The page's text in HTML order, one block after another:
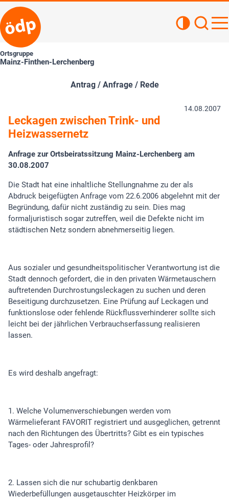
Ortsgruppe
Mainz-Finthen-Lerchenberg
Antrag / Anfrage / Rede
14.08.2007
Leckagen zwischen Trink- und
Heizwassernetz
Anfrage zur Ortsbeiratssitzung Mainz-Lerchenberg am
30.08.2007
Die Stadt hat eine inhaltliche Stellungnahme zu der als
Abdruck beigefügten Anfrage vom 22.6.2006 abgelehnt mit der
Begründung, dafür nicht zuständig zu sein. Dies mag
formaljuristisch sogar zutreffen, weil die Defekte nicht im
städtischen Netz sondern abnehmerseitig liegen.
Aus sozialer und gesundheitspolitischer Verantwortung ist die
Stadt dennoch gefordert, die in den privaten Wärmetauschern
auftretenden Durchrostungsleckagen zu suchen und deren
Beseitigung durchzusetzen. Eine Prüfung auf Leckagen und
funktionslose oder fehlende Rückflussverhinderer sollte sich
leicht bei der jährlichen Verbrauchserfassung realisieren
lassen.
Es wird deshalb angefragt:
1. Welche Volumenverschiebungen werden vom
Wärmelieferant FAVORIT registriert und ausgeglichen, getrennt
nach den Richtungen des Übertritts? Gibt es ein typisches
Tages- oder Jahresprofil?
2. Lassen sich die nur schubartig denkbaren
Wiederbefüllungen ausgetauschter Heizkörper im